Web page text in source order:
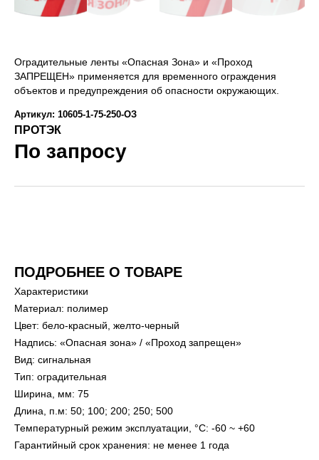
Оградительные ленты «Опасная Зона» и «Проход
ЗАПРЕЩЕН» применяется для временного ограждения
объектов и предупреждения об опасности окружающих.
Артикул: 10605-1-75-250-ОЗ
ПРОТЭК
По запросу
ПОДРОБНЕЕ О ТОВАРЕ
Характеристики
Материал: полимер
Цвет: бело-красный, желто-черный
Надпись: «Опасная зона» / «Проход запрещен»
Вид: сигнальная
Тип: оградительная
Ширина, мм: 75
Длина, п.м: 50; 100; 200; 250; 500
Температурный режим эксплуатации, °C: -60 ~ +60
Гарантийный срок хранения: не менее 1 года